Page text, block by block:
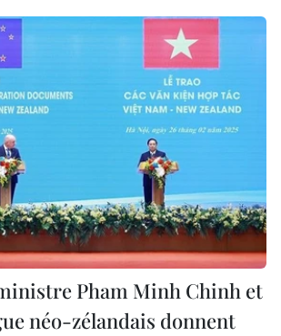
Pham Minh Chinh et
néo-zélandais donnent